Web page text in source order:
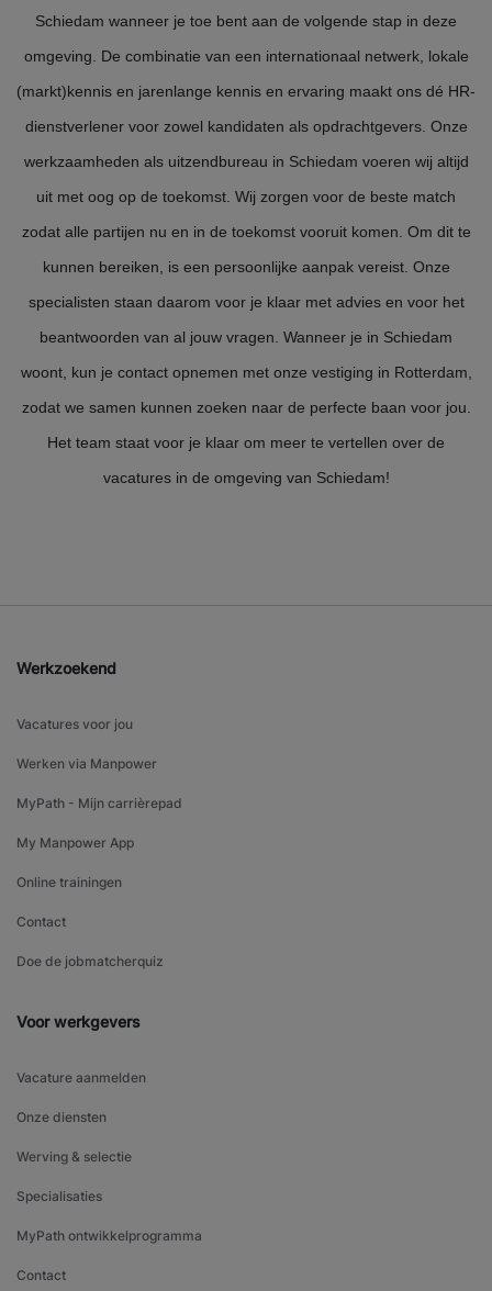
Schiedam wanneer je toe bent aan de volgende stap in deze
omgeving. De combinatie van een internationaal netwerk, lokale
(markt)kennis en jarenlange kennis en ervaring maakt ons dé HR-
dienstverlener voor zowel kandidaten als opdrachtgevers. Onze
werkzaamheden als uitzendbureau in Schiedam voeren wij altijd
uit met oog op de toekomst. Wij zorgen voor de beste match
zodat alle partijen nu en in de toekomst vooruit komen. Om dit te
kunnen bereiken, is een persoonlijke aanpak vereist. Onze
specialisten staan daarom voor je klaar met advies en voor het
beantwoorden van al jouw vragen. Wanneer je in Schiedam
woont, kun je contact opnemen met onze vestiging in Rotterdam,
zodat we samen kunnen zoeken naar de perfecte baan voor jou.
Het team staat voor je klaar om meer te vertellen over de
vacatures in de omgeving van Schiedam!
Werkzoekend
Vacatures voor jou
Werken via Manpower
MyPath - Mijn carrièrepad
My Manpower App
Online trainingen
Contact
Doe de jobmatcherquiz
Voor werkgevers
Vacature aanmelden
Onze diensten
Werving & selectie
Specialisaties
MyPath ontwikkelprogramma
Contact